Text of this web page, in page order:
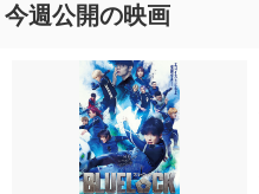
今週公開の映画